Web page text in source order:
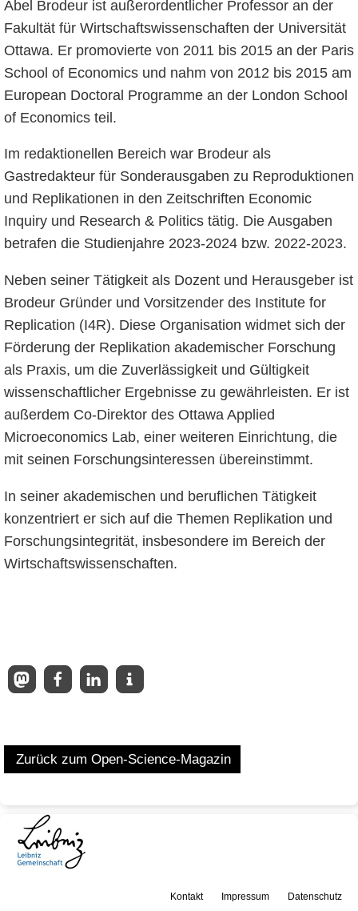
Abel Brodeur ist außerordentlicher Professor an der
Fakultät für Wirtschaftswissenschaften der Universität
Ottawa. Er promovierte von 2011 bis 2015 an der Paris
School of Economics und nahm von 2012 bis 2015 am
European Doctoral Programme an der London School
of Economics teil.
Im redaktionellen Bereich war Brodeur als
Gastredakteur für Sonderausgaben zu Reproduktionen
und Replikationen in den Zeitschriften Economic
Inquiry und Research & Politics tätig. Die Ausgaben
betrafen die Studienjahre 2023-2024 bzw. 2022-2023.
Neben seiner Tätigkeit als Dozent und Herausgeber ist
Brodeur Gründer und Vorsitzender des Institute for
Replication (I4R). Diese Organisation widmet sich der
Förderung der Replikation akademischer Forschung
als Praxis, um die Zuverlässigkeit und Gültigkeit
wissenschaftlicher Ergebnisse zu gewährleisten. Er ist
außerdem Co-Direktor des Ottawa Applied
Microeconomics Lab, einer weiteren Einrichtung, die
mit seinen Forschungsinteressen übereinstimmt.
In seiner akademischen und beruflichen Tätigkeit
konzentriert er sich auf die Themen Replikation und
Forschungsintegrität, insbesondere im Bereich der
Wirtschaftswissenschaften.
Zurück zum Open-Science-Magazin
Kontakt Impressum Datenschutz